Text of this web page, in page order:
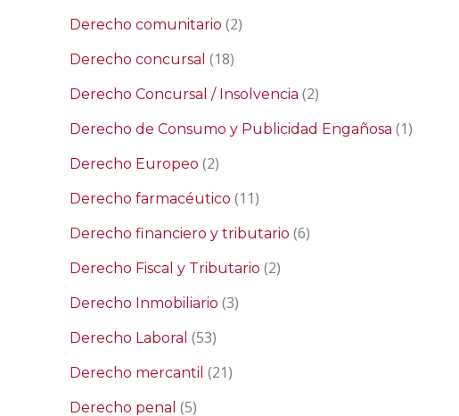
Derecho comunitario (2)
Derecho concursal (18)
Derecho Concursal / Insolvencia (2)
Derecho de Consumo y Publicidad Engañosa (1)
Derecho Europeo (2)
Derecho farmacéutico (11)
Derecho financiero y tributario (6)
Derecho Fiscal y Tributario (2)
Derecho Inmobiliario (3)
Derecho Laboral (53)
Derecho mercantil (21)
Derecho penal (5)